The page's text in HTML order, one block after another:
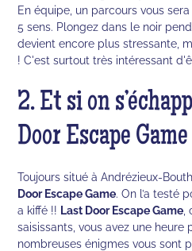
En équipe, un parcours vous
5 sens. Plongez dans le noir
devient encore plus stressante,
! C'est surtout très intéressant
2. Et si on
Door Escape
Toujours situé à Andrézieux-
Door Escape Game. On l’a testé
a kiffé !! Last Door Escape Game
saisissants, vous avez une heure
nombreuses énigmes vous sont